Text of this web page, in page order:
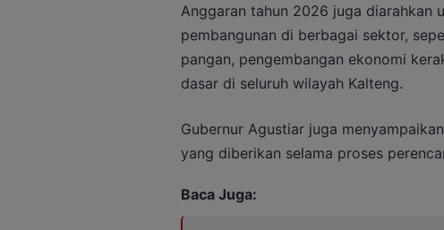
Anggaran tahun 2026 juga diarahkan
pembangunan di berbagai sektor,
pangan, pengembangan ekonomi
dasar di seluruh wilayah Kalteng.
Gubernur Agustiar juga
yang diberikan selama proses
Baca Juga: